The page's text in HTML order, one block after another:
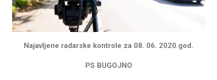
Najavljene radarske kontrole za 08. 06. 2020.god.
PS BUGOJNO